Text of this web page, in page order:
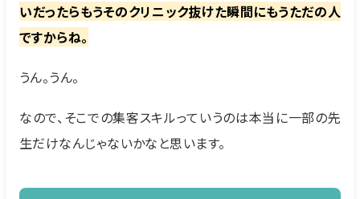
いだったらもうそのクリニック抜けた瞬間にもうただの人
ですからね。
うん。うん。
なので、そこでの集客スキルっていうのは本当に一部の先
生だけなんじゃないかなと思います。